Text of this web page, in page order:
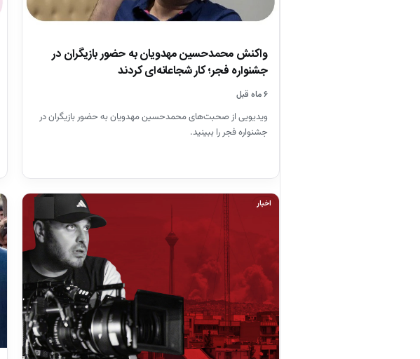
واکنش محمدحسین مهدویان به حضور بازیگران در
جشنواره فجر؛ کار شجاعانه‌ای کردند
۶ ماه قبل
ویدیویی از صحبت‌های محمدحسین مهدویان به حضور بازیگران در
جشنواره فجر را ببینید.
اخبار